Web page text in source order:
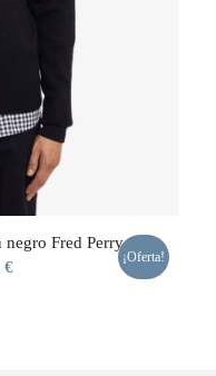
negro Fred Perry
€El
¡Oferta!